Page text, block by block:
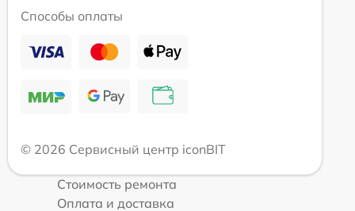
Способы оплаты
© 2026 Сервисный центр iconBIT
Стоимость ремонта
Оплата и доставка